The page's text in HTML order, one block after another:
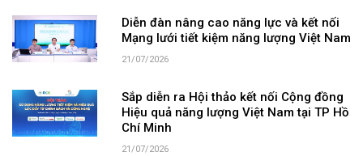
Diễn đàn nâng cao năng lực và kết nối
Mạng lưới tiết kiệm năng lượng Việt Nam
21/07/2026
Sắp diễn ra Hội thảo kết nối Cộng đồng
Hiệu quả năng lượng Việt Nam tại TP Hồ
Chí Minh
21/07/2026